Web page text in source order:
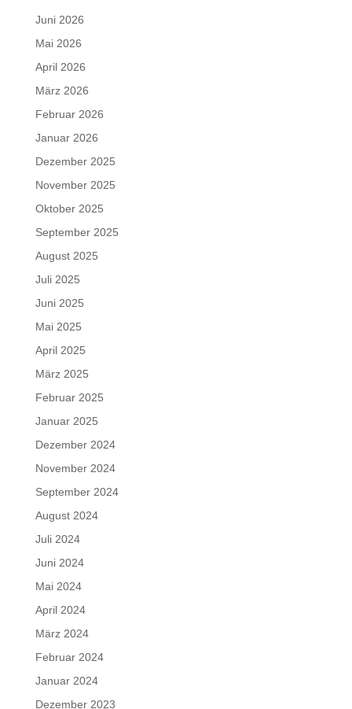
Juni 2026
Mai 2026
April 2026
März 2026
Februar 2026
Januar 2026
Dezember 2025
November 2025
Oktober 2025
September 2025
August 2025
Juli 2025
Juni 2025
Mai 2025
April 2025
März 2025
Februar 2025
Januar 2025
Dezember 2024
November 2024
September 2024
August 2024
Juli 2024
Juni 2024
Mai 2024
April 2024
März 2024
Februar 2024
Januar 2024
Dezember 2023